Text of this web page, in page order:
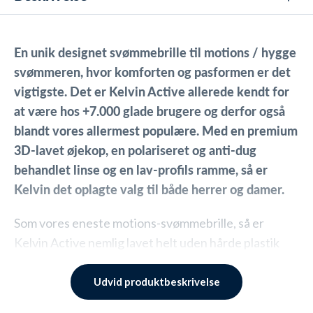
En unik designet svømmebrille til motions / hygge
svømmeren, hvor komforten og pasformen er det
vigtigste. Det er Kelvin Active allerede kendt for
at være hos +7.000 glade brugere og derfor også
blandt vores allermest populære. Med en premium
3D-lavet øjekop, en polariseret og anti-dug
behandlet linse og en lav-profils ramme, så er
Kelvin det oplagte valg til både herrer og damer.
Som vores eneste motions-svømmebrille, så er
Kelvin Active nemlig lavet helt uden hårde plastik
dele. Til gengæld er øjekop og ramme konstrueret i
ét stykke helt blødt silikone, som både sikrer at
vandet ikke kan løbe ind imellem, men også at
Udvid produktbeskrivelse